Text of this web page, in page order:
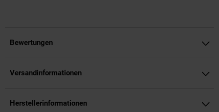
Bewertungen
Versandinformationen
Herstellerinformationen